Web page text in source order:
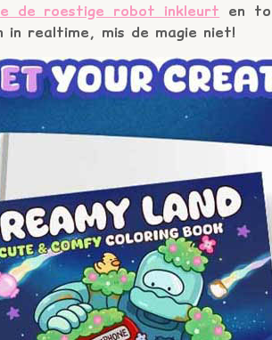
de roestige robot inkleurt en
in realtime, mis de magie niet!